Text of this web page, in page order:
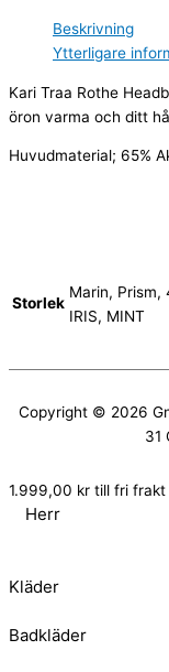
Beskrivning
Ytterligare
Kari Traa Rothe
öron varma och ditt
Huvudmaterial; 65%
Storlek
Marin, Prism,
IRIS, MINT
Copyright © 2026
31
1.999,00 kr till fri frakt
Herr
Kläder
Badkläder